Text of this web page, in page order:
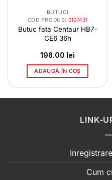
BUTUCI
COD PRODUS:0107431
Butuc fata Centaur HB7-
CE6 36h
198.00 lei
ADAUGĂ ÎN COȘ
LINK-
Cum